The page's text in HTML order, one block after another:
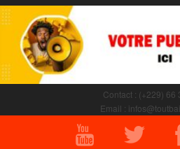
Contact : (+229) 66
Email :